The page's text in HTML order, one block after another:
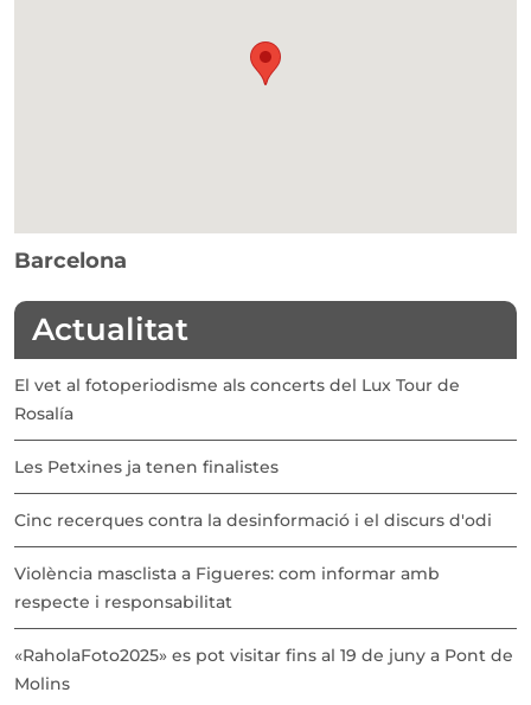
Barcelona
Actualitat
El vet al fotoperiodisme als concerts del Lux Tour de
Rosalía
Les Petxines ja tenen finalistes
Cinc recerques contra la desinformació i el discurs d'odi
Violència masclista a Figueres: com informar amb
respecte i responsabilitat
«RaholaFoto2025» es pot visitar fins al 19 de juny a Pont de
Molins